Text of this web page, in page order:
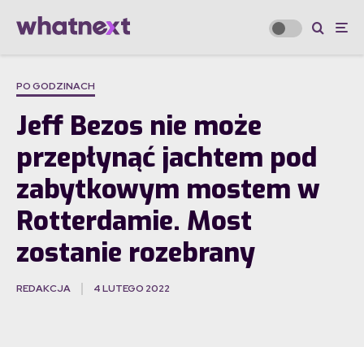
PO GODZINACH
Jeff Bezos nie może
przepłynąć jachtem pod
zabytkowym mostem w
Rotterdamie. Most
zostanie rozebrany
REDAKCJA 4 LUTEGO 2022